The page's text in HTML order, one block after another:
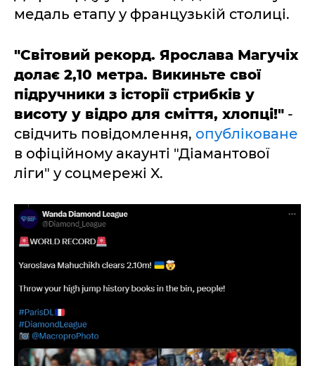
медаль етапу у французькій столиці.
"Світовий рекорд. Ярослава Магучіх
долає 2,10 метра. Викиньте свої
підручники з історії стрибків у
висоту у відро для сміття, хлопці!" -
свідчить повідомлення, опубліковане
в офіційному акаунті "Діамантової
ліги" у соцмережі X.